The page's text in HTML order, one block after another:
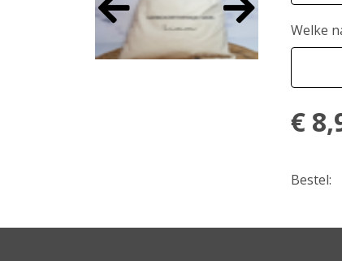
Welke
€
Bestel: